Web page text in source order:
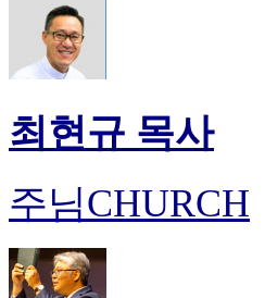
최현규 목사
주님CHURCH